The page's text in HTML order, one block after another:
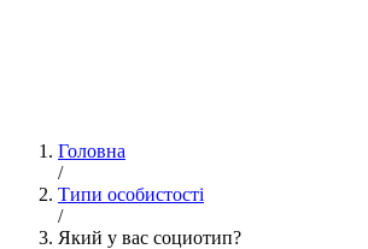
Головна
/
Типи особистості
/
Який у вас социотип?